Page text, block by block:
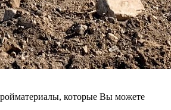
которые Вы можете